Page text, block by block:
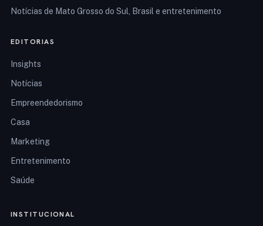
Notícias de Mato Grosso do Sul, Brasil e entretenimento
EDITORIAS
Insights
Notícias
Empreendedorismo
Casa
Marketing
Entretenimento
Saúde
INSTITUCIONAL